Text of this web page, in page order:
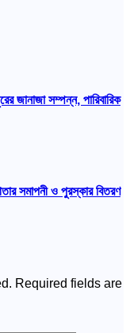
জানাজা সম্পন্ন, পারিবারিক
সমাপনী ও পুরস্কার বিতরণ
Required fields are